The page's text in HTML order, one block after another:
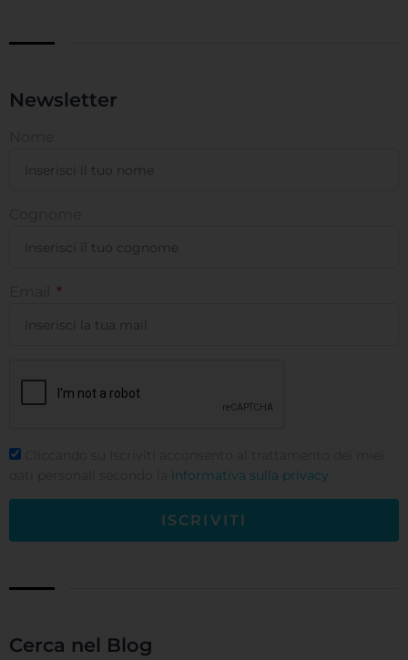
Newsletter
informativa sulla privacy
ISCRIVITI
Cerca nel Blog